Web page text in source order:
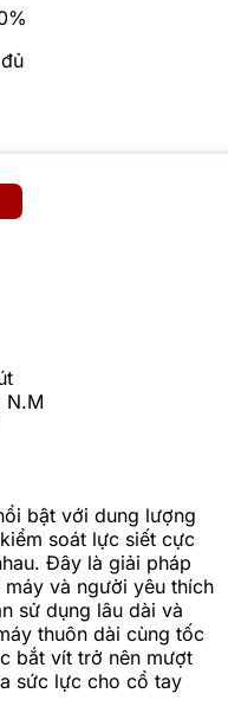
N.M
bật với dung lượng
soát lực siết cực
Đây là giải pháp
và người yêu thích
sử dụng lâu dài và
thuôn dài cùng tốc
bắt vít trở nên mượt
sức lực cho cổ tay